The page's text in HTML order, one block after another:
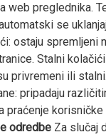
web
se
ostaju
Stalni
privremeni ili
pripadaju
praćenje
odredbe Za slučaj